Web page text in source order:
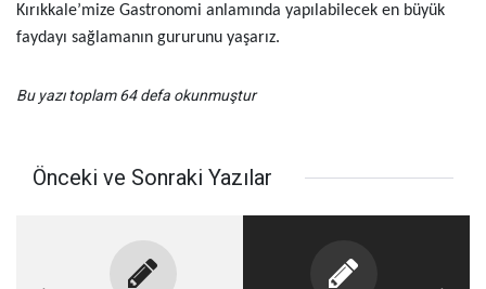
Kırıkkale’mize Gastronomi anlamında yapılabilecek en büyük
faydayı sağlamanın gururunu yaşarız.
Bu yazı toplam 64 defa okunmuştur
Önceki ve Sonraki Yazılar